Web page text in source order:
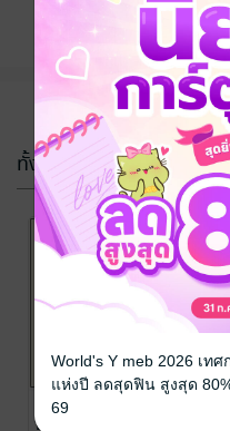
ติดตาม
ทั้งหมด (2 เล่ม)
อ่านแก้ง่วง(เล่ม
ที่2)
World's Y meb 2026 เท
แห่งปี ลดสุดฟิน สูงสุด
69